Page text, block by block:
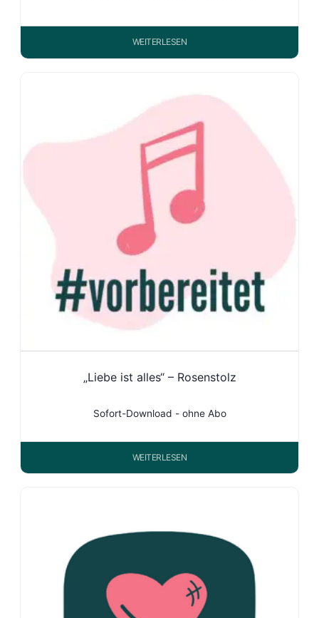
WEITERLESEN
„Liebe ist alles“ – Rosenstolz
Sofort-Download - ohne Abo
WEITERLESEN